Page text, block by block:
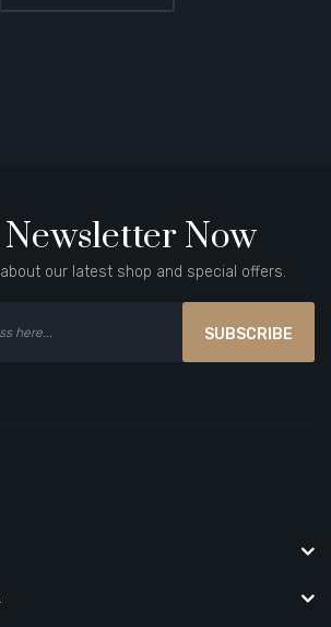
Now
our latest shop and special offers.
SUBSCRIBE